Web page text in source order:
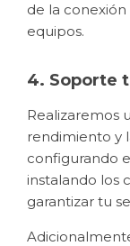
de la
equipos.
4. Soporte
Realizaremos
rendimiento y
configurando
instalando los
garantizar tu